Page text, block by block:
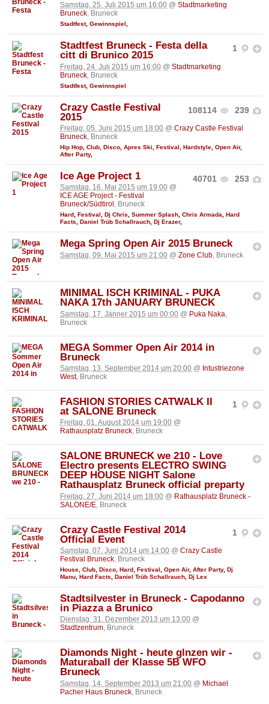
Samstag, 25. Juli 2015 um 16:00 @ Stadtmarketing
Bruneck, Bruneck
Stadtfest, Gewinnspiel
1
Stadtfest Bruneck - Festa della
citt di Brunico 2015
Freitag, 24. Juli 2015 um 16:00 @ Stadtmarketing
Bruneck , Bruneck
Stadtfest, Gewinnspiel
108114 239
Crazy Castle Festival
2015
Freitag, 05. Juni 2015 um 18:00 @ Crazy Castle Festival
Bruneck, Bruneck
Hip Hop Club Disco Apres Ski Festival Hardstyle Open Air,
After Party,
40701 253
Ice Age Project 1
Samstag, 16. Mai 2015 um 19:00 @
ICE AGE Project - Festival
Bruneck/Südtirol , Bruneck
Hard, Festival, Dj Chris, Summer Splash, Chris Armada, Hard
Facts, Daniel Trüb Schallrauch, Dj Erazer,
Mega Spring Open Air 2015 Bruneck
Samstag, 09. Mai 2015 um 21:00 @ Zone Club , Bruneck
MINIMAL ISCH KRIMINAL - PUKA
NAKA 17th JANUARY BRUNECK
Samstag, 17. Jänner 2015 um 00:00 @ Puka Naka
Bruneck
MEGA Sommer Open Air 2014 in
Bruneck
Samstag, 13. September 2014 um 20:00 @ Intustriezone
West, Bruneck
1
FASHION STORIES CATWALK II
at SALONE Bruneck
Freitag, 01. August 2014 um 19:00 @
Rathausplatz Bruneck, Bruneck
SALONE BRUNECK we 210 - Love
Electro presents ELECTRO SWING
DEEP HOUSE NIGHT Salone
Rathausplatz Bruneck official preparty
Freitag, 27. Juni 2014 um 18:00 @ Rathausplatz Bruneck -
SALONE/E , Bruneck
1
Crazy Castle Festival 2014
Official Event
Samstag, 07. Juni 2014 um 14:00 @ Crazy Castle
Festival Bruneck, Bruneck
House Club Disco Hard Festival Open Air, After Party, Dj
Manu Hard Facts Daniel Trüb Schallrauch Dj Lex
Stadtsilvester in Bruneck - Capodanno
in Piazza a Brunico
Dienstag, 31. Dezember 2013 um 13:00 @
Stadtzentrum, Bruneck
Diamonds Night - heute glnzen wir -
Maturaball der Klasse 5B WFO
Bruneck
Samstag, 14. September 2013 um 21:00 @ Michael
Pacher Haus Bruneck , Bruneck